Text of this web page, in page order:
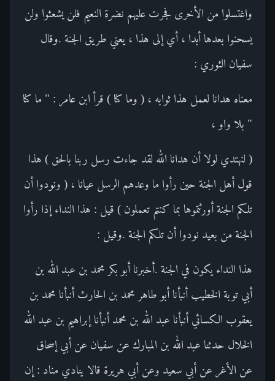
واغتسلوا من الأخرى فجرت عليهم نضرة النعيم فلن يشعثوا ولن
يسحنوا بعدها أبدا ، أي إلى هذا ، يعني طريق الجنة .وقال
سفيان الثوري :
معناه هدانا لعمل هذا ثوابه ، ( وما كنا ) قرأ ابن عامر : " ما كنا
" بلا واو ،
( لنهتدي لولا أن هدانا الله لقد جاءت رسل ربنا بالحق ) هذا
قول أهل الجنة حين رأوا ما وعدهم الرسل عيانا ، ( ونودوا أن
تلكم الجنة أورثتموها بما كنتم تعملون ) قيل : هذا النداء إذا رأوا
الجنة من بعيد نودوا أن تلكم الجنة .وقيل :
هذا النداء يكون في الجنة .أخبرنا أبو بكر محمد بن عبد الله بن
أبي توبة الخطيب أنبأنا أبو طاهر محمد بن الحارث أنبأنا محمد بن
يعقوب الكسائي أنبأنا عبد الله بن محمد أنبأنا إبراهيم بن عبد الله
الخلال حدثنا عبد الله بن المبارك عن سفيان عن أبي إسحاق
عن الأغر عن أبي سعيد وعن أبي هريرة قالا ينادي مناد : إن